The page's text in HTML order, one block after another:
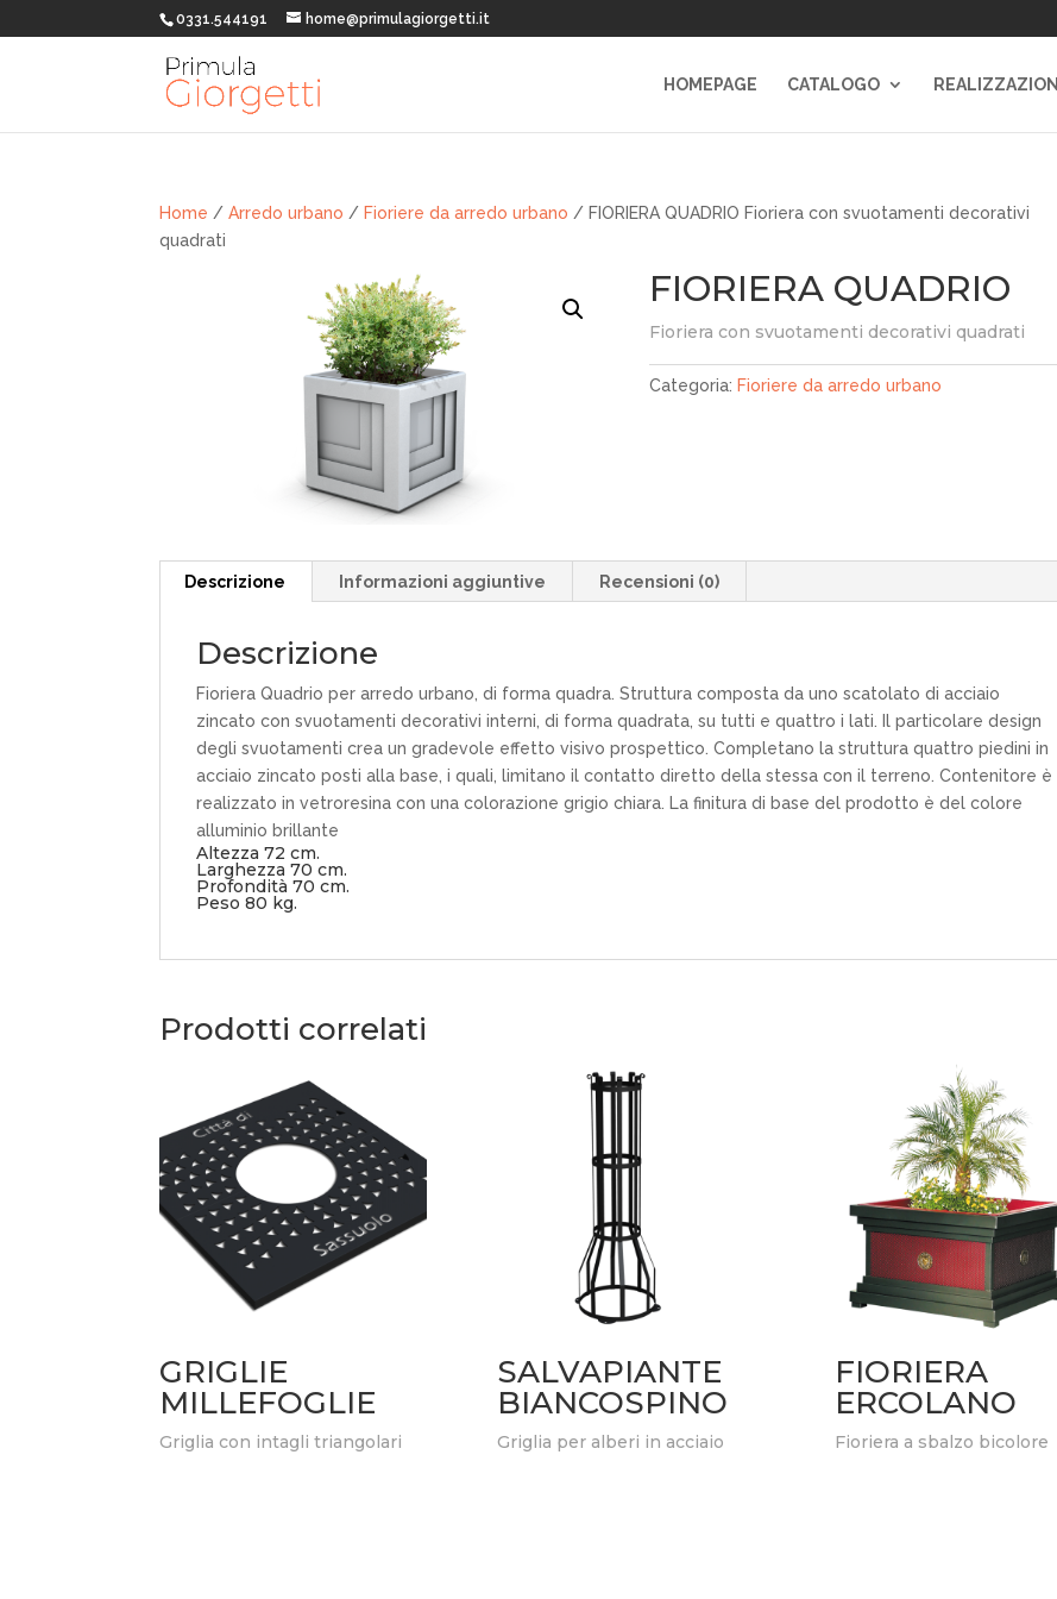
0331.544191 home@primulagiorgetti.it
HOMEPAGE CATALOGO REALIZZAZIONI
Home /Arredo urbano / Fioriere da arredo urbano / FIORIERA QUADRIO Fioriera con svuotamenti decorativi
quadrati
FIORIERA QUADRIO
Fioriera con svuotamenti decorativi quadrati
Categoria: Fioriere da arredo urbano
Descrizione Informazioni aggiuntive Recensioni (0)
Descrizione
Fioriera Quadrio per arredo urbano, di forma quadra. Struttura composta da uno scatolato di acciaio
zincato con svuotamenti decorativi interni, di forma quadrata, su tutti e quattro i lati. Il particolare design
degli svuotamenti crea un gradevole effetto visivo prospettico. Completano la struttura quattro piedini in
acciaio zincato posti alla base, i quali, limitano il contatto diretto della stessa con il terreno. Contenitore è
realizzato in vetroresina con una colorazione grigio chiara. La finitura di base del prodotto è del colore
alluminio brillante
Altezza 72 cm.
Larghezza 70 cm.
Profondità 70 cm.
Peso 80 kg.
Prodotti correlati
GRIGLIE
MILLEFOGLIE
Griglia con intagli triangolari
SALVAPIANTE
BIANCOSPINO
Griglia per alberi in acciaio
FIORIERA
ERCOLANO
Fioriera a sbalzo bicolore